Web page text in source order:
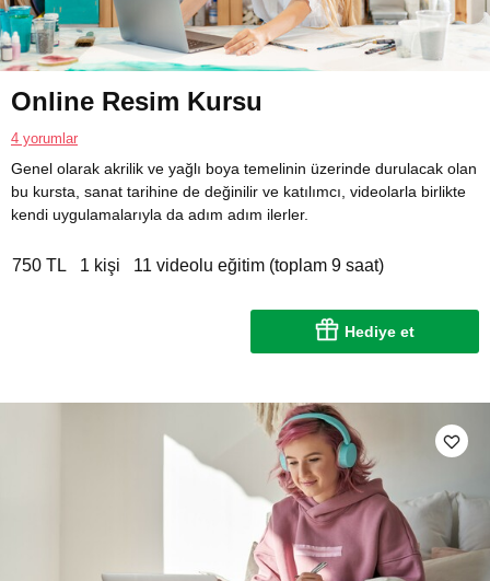
Online Resim Kursu
4 yorumlar
Genel olarak akrilik ve yağlı boya temelinin üzerinde durulacak olan
bu kursta, sanat tarihine de değinilir ve katılımcı, videolarla birlikte
kendi uygulamalarıyla da adım adım ilerler.
750 TL 1 kişi 11 videolu eğitim (toplam 9 saat)
Hediye et